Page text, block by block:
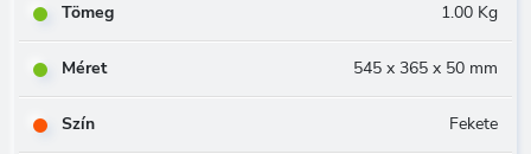
Tömeg 1.00 Kg
Méret 545 x 365 x 50 mm
Szín Fekete